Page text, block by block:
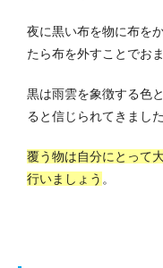
夜に黒い布を物に布を
たら布を外すことでお
黒は雨雲を象徴する色
ると信じられてきました
覆う物は自分にとって
行いましょう 。